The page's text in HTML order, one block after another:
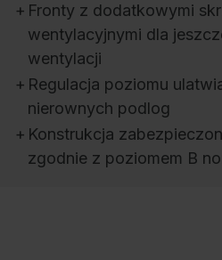
+ Fronty z dodatkowymi
wentylacyjnymi dla
wentylacji
+ Regulacja poziomu
nierownych podlog
+ Konstrukcja
zgodnie z poziomem B